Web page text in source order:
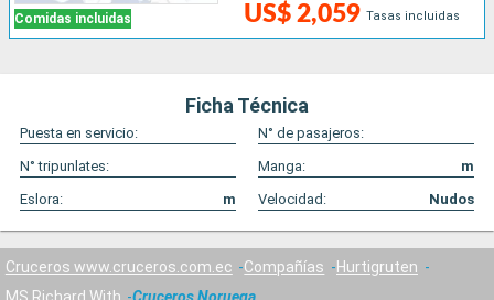
Comidas incluidas US$ 2,059 Tasas incluidas
Ficha Técnica
Puesta en servicio:
N° de pasajeros:
N° tripunlates:
Manga:
m
Eslora:
m Velocidad: Nudos
Cruceros www.cruceros.com.ec Compañías
Hurtigruten